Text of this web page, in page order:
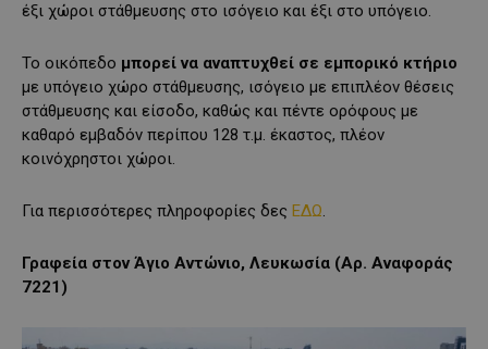
έξι χώροι στάθμευσης στο ισόγειο και έξι στο υπόγειο.
Το οικόπεδο μπορεί να αναπτυχθεί σε εμπορικό κτήριο
με υπόγειο χώρο στάθμευσης, ισόγειο με επιπλέον θέσεις
στάθμευσης και είσοδο, καθώς και πέντε ορόφους με
καθαρό εμβαδόν περίπου 128 τ.μ. έκαστος, πλέον
κοινόχρηστοι χώροι.
Για περισσότερες πληροφορίες δες ΕΔΩ.
Γραφεία στον Άγιο Αντώνιο, Λευκωσία (Αρ. Αναφοράς
7221)